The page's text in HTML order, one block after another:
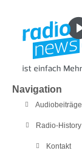
Navigation
Audiobeiträge
Radio-History
Kontakt